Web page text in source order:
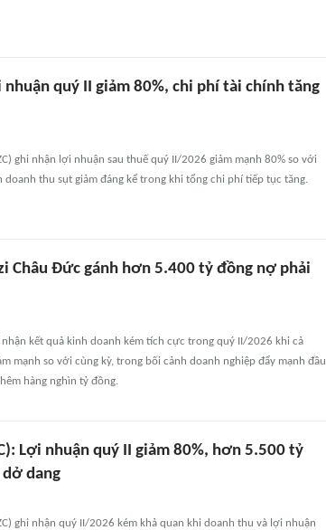
nhuận quý II giảm 80%, chi phí tài chính tăng
ghi nhận lợi nhuận sau thuế quý II/2026 giảm mạnh 80% so với
thu sụt giảm đáng kể trong khi tổng chi phí tiếp tục tăng.
Châu Đức gánh hơn 5.400 tỷ đồng nợ phải
nhận kết quả kinh doanh kém tích cực trong quý II/2026 khi cả
mạnh so với cùng kỳ, trong bối cảnh doanh nghiệp đẩy mạnh đầu
hàng nghìn tỷ đồng.
Lợi nhuận quý II giảm 80%, hơn 5.500 tỷ
dang
ghi nhận quý II/2026 kém khả quan khi doanh thu và lợi nhuận